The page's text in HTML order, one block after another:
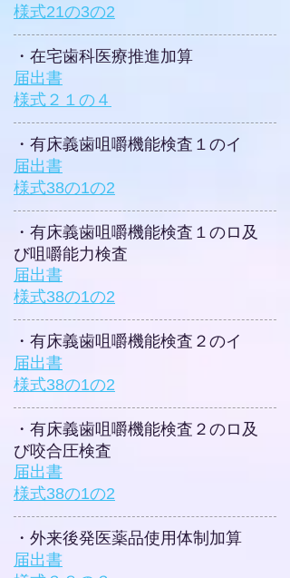
​様式21の3の2
​・在宅歯科医療推進加算
​届出書
​様式２１の４
​・有床義歯咀嚼機能検査１のイ
届出書
​様式38の1の2
​・有床義歯咀嚼機能検査１のロ及
び咀嚼能力検査
届出書
​様式38の1の2
​・有床義歯咀嚼機能検査２のイ
届出書
​様式38の1の2
​・有床義歯咀嚼機能検査２のロ及
び咬合圧検査
届出書
​様式38の1の2
​・外来後発医薬品使用体制加算
届出書